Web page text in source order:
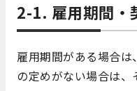
2-1. 雇用期間・
雇用期間がある場合
の定めがない場合は、